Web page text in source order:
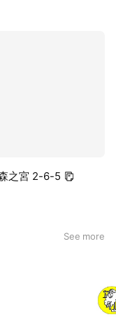
之宮 2-6-5
See more